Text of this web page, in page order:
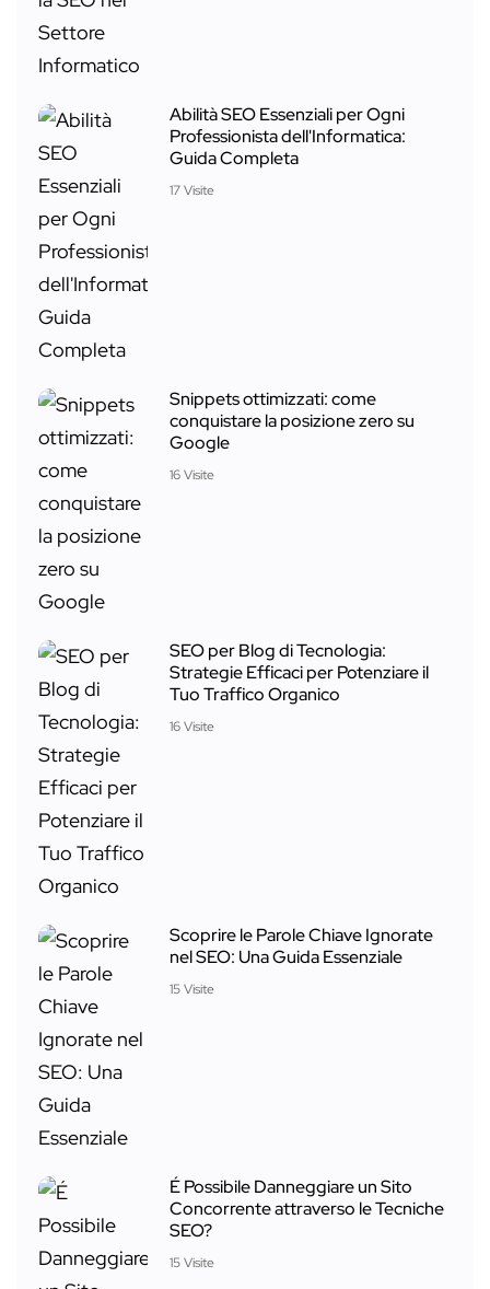
Abilità SEO Essenziali per Ogni
Professionista dell'Informatica:
Guida Completa
17 Visite
Snippets ottimizzati: come
conquistare la posizione zero su
Google
16 Visite
SEO per Blog di Tecnologia:
Strategie Efficaci per Potenziare il
Tuo Traffico Organico
16 Visite
Scoprire le Parole Chiave Ignorate
nel SEO: Una Guida Essenziale
15 Visite
É Possibile Danneggiare un Sito
Concorrente attraverso le Tecniche
SEO?
15 Visite